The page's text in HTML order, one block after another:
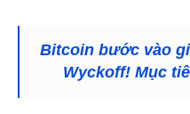
Bitcoin bước vào
Wyckoff! Mục